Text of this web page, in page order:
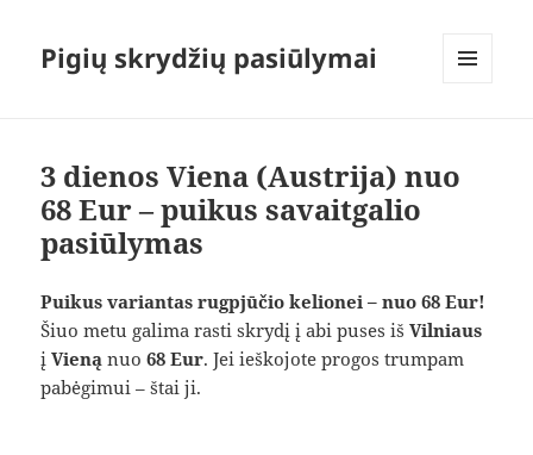
Pigių skrydžių pasiūlymai
3 dienos Viena (Austrija) nuo
68 Eur – puikus savaitgalio
pasiūlymas
Puikus variantas rugpjūčio kelionei – nuo 68 Eur!
Šiuo metu galima rasti skrydį į abi puses išVilniaus
įVieną nuo68 Eur. Jei ieškojote progos trumpam
pabėgimui – štai ji.